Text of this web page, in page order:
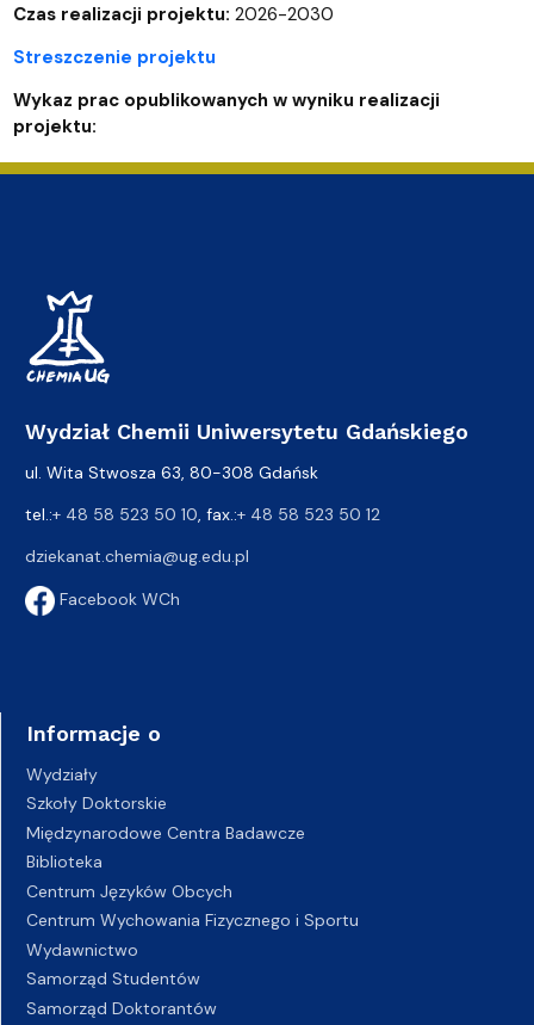
Czas realizacji projektu: 2026-2030
Streszczenie projektu
Wykaz prac opublikowanych w wyniku realizacji
projektu:
Wydział Chemii Uniwersytetu Gdańskiego
ul. Wita Stwosza 63, 80-308 Gdańsk
tel.:+ 48 58 523 50 10 , fax.:+ 48 58 523 50 12
dziekanat.chemia@ug.edu.pl
Facebook WCh
Informacje o
Wydziały
Szkoły Doktorskie
Międzynarodowe Centra Badawcze
Biblioteka
Centrum Języków Obcych
Centrum Wychowania Fizycznego i Sportu
Wydawnictwo
Samorząd Studentów
Samorząd Doktorantów